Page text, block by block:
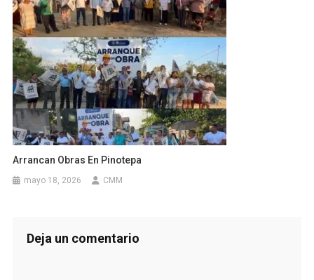
Arrancan Obras En Pinotepa
mayo 18, 2026 CMM
Deja un comentario